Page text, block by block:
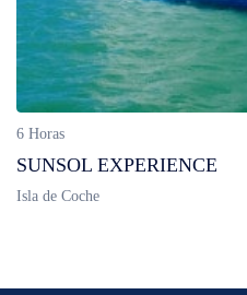
6 Horas
SUNSOL EXPERIENCE
Isla de Coche